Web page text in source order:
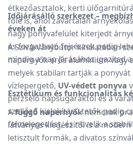
étkezőasztalok, kerti
föléis,aholzavartalan
nagyponyvafelület kiterjedt
ésforgathatófejrészekpedig
mindiganapjárásáhozigazítsda
Időjárásállószerkezet –
éveken át
ASzivárványbútorkínálatában
napernyőkerősalumíniumvagy
melyek stabilan tartják a ponyvát
vízlepergető, UV-védett ponyva
perzselőnapsugaraktólésa
szellőző kialakításútetőkpedig
felmelegedést,ésnövelika
Esztétikum ésfunkcionalitás
Afüggő napernyőknemcsak
látványoskiegészítőiisamodern
letisztultformák, a divatos